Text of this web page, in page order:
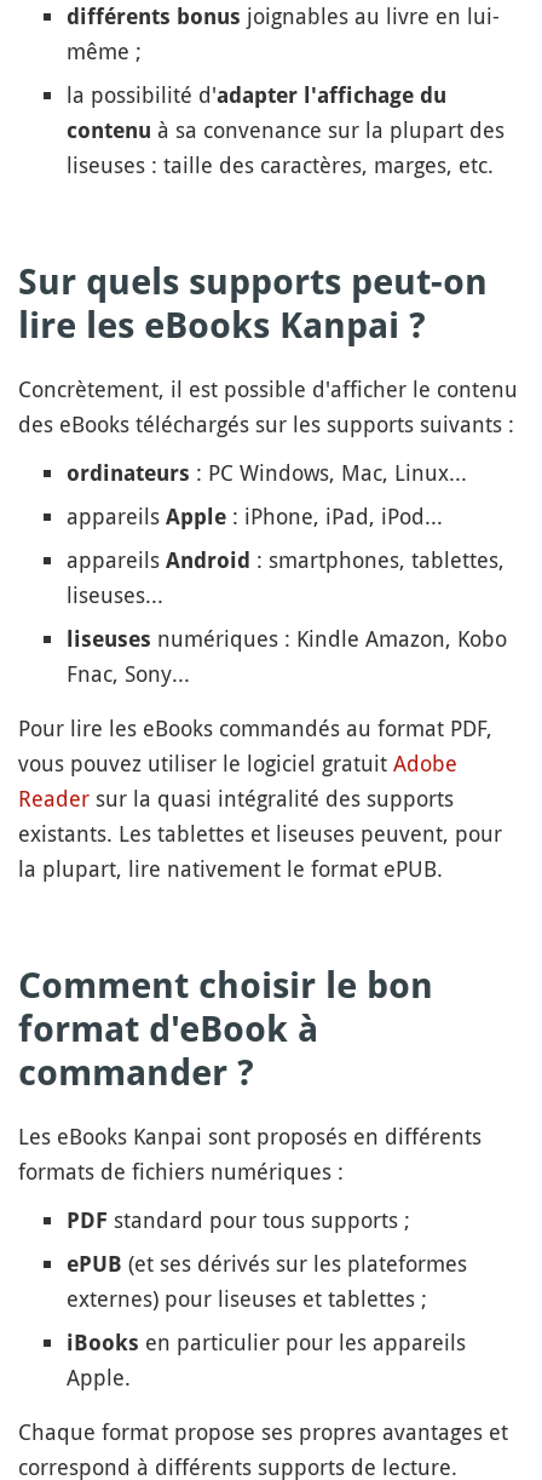
différents bonus joignables au livre en lui-
même ;
la possibilité d'adapter l'affichage du
contenu à sa convenance sur la plupart des
liseuses : taille des caractères, marges, etc.
Sur quels supports peut-on
lire les eBooks Kanpai ?
Concrètement, il est possible d'afficher le contenu
des eBooks téléchargés sur les supports suivants :
ordinateurs : PC Windows, Mac, Linux...
appareils Apple : iPhone, iPad, iPod...
appareils Android : smartphones, tablettes,
liseuses...
liseuses numériques : Kindle Amazon, Kobo
Fnac, Sony...
Pour lire les eBooks commandés au format PDF,
vous pouvez utiliser le logiciel gratuit Adobe
Reader sur la quasi intégralité des supports
existants. Les tablettes et liseuses peuvent, pour
la plupart, lire nativement le format ePUB.
Comment choisir le bon
format d'eBook à
commander ?
Les eBooks Kanpai sont proposés en différents
formats de fichiers numériques :
PDF standard pour tous supports ;
ePUB (et ses dérivés sur les plateformes
externes) pour liseuses et tablettes ;
iBooks en particulier pour les appareils
Apple.
Chaque format propose ses propres avantages et
correspond à différents supports de lecture.